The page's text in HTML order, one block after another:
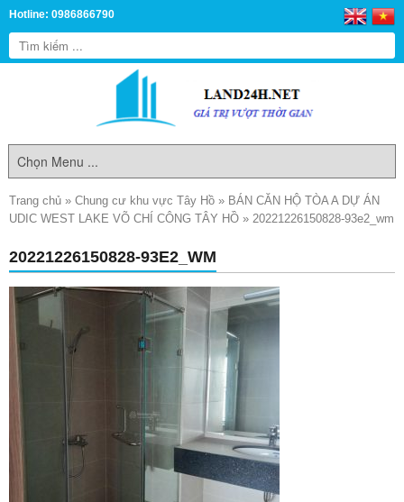
Hotline: 0986866790
Trang chủ » Chung cư khu vực Tây Hồ » BÁN CĂN HỘ TÒA A DỰ ÁN
UDIC WEST LAKE VÕ CHÍ CÔNG TÂY HỒ » 20221226150828-93e2_wm
20221226150828-93E2_WM